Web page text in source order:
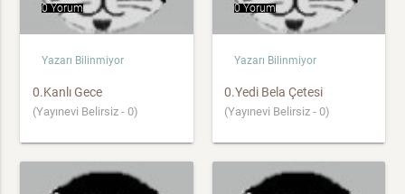
0 Yorum
Yazarı Bilinmiyor
0.Kanlı Gece
(Yayınevi Belirsiz - 0)
0 Yorum
Yazarı Bilinmiyor
0.Yedi Bela Çetesi
(Yayınevi Belirsiz - 0)